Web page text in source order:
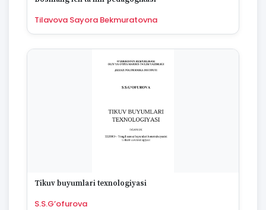
Tilavova Sayora Bekmuratovna
Tikuv buyumlari texnologiyasi
S.S.G’ofurova